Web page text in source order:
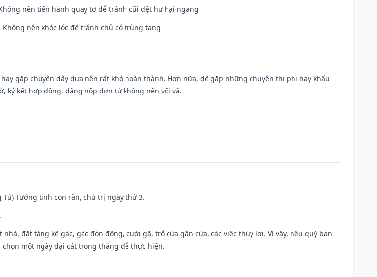
nên tiến hành quay tơ để tránh cũi dệt hư hại ngang
Không nên khóc lóc để tránh chủ có trùng tang
gặp chuyện dây dưa nên rất khó hoàn thành. Hơn nữa, dễ gặp những chuyện thị phi hay khẩu
ký kết hợp đồng, dâng nộp đơn từ không nên vội vã.
Tú) Tướng tinh con rắn, chủ trị ngày thứ 3.
nhà, đặt táng kê gác, gác đòn đông, cưới gã, trổ cửa gắn cửa, các việc thủy lợi. Vì vậy, nếu quý bạn
một ngày đại cát trong tháng để thực hiện.